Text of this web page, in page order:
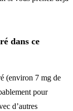
dans ce
(environ 7 mg de
pour
d’autres